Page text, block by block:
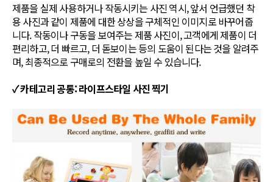
제품을 실제 사용하거나 작동시키는 사진 역시, 앞서 언급했던 착
용 사진과 같이 제품에 대한 상상을 구체적인 이미지로 바꾸어줍
니다. 작동이나 구동을 보여주는 제품 사진이, 고객에게 제품이 더
편리하고, 더 빠르고, 더 돋보이는 등의 도움이 된다는 것을 알려주
며, 최종적으로 구매로의 전환을 높일 수 있습니다.
✓ 카테고리 공통: 라이프스타일 사진 찍기